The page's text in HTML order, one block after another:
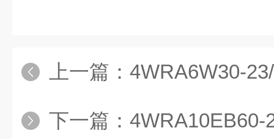
上一篇： 4WRA6W30-23/G24N9K4/
下一篇： 4WRA10EB60-2X/G24N9K4/